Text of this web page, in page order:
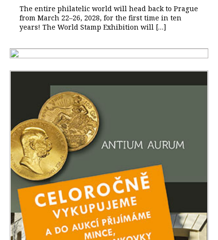
The entire philatelic world will head back to Prague
from March 22–26, 2028, for the first time in ten
years! The World Stamp Exhibition will […]